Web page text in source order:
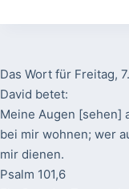
Das Wort für Freitag,
David betet:
Meine Augen [sehen]
bei mir wohnen; wer
mir dienen.
Psalm 101,6